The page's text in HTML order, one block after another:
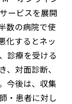
ービスを展開
数の病院で使
化するとネッ
診療を受ける
、対面診断、
今後は、収集
・患者に対し